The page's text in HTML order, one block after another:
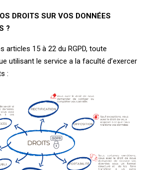
DROITS SUR VOS DONNÉES
?
articles 15 à 22 du RGPD, toute
utilisant le service a la faculté d’exercer
: